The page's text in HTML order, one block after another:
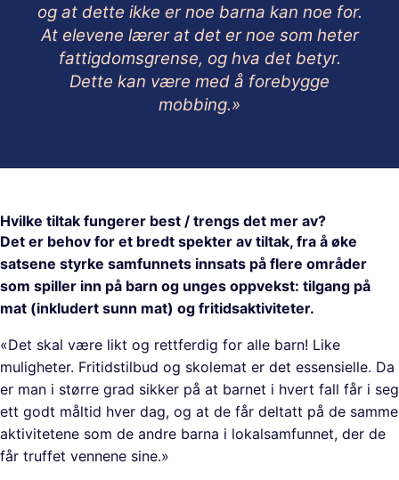
og at dette ikke er noe barna kan noe for.
At elevene lærer at det er noe som heter
fattigdomsgrense, og hva det betyr.
Dette kan være med å forebygge
mobbing.»
Hvilke tiltak fungerer best / trengs det mer av?
Det er behov for et bredt spekter av tiltak, fra å øke
satsene styrke samfunnets innsats på flere områder
som spiller inn på barn og unges oppvekst: tilgang på
mat (inkludert sunn mat) og fritidsaktiviteter.
«Det skal være likt og rettferdig for alle barn! Like
muligheter. Fritidstilbud og skolemat er det essensielle. Da
er man i større grad sikker på at barnet i hvert fall får i seg
ett godt måltid hver dag, og at de får deltatt på de samme
aktivitetene som de andre barna i lokalsamfunnet, der de
får truffet vennene sine.»